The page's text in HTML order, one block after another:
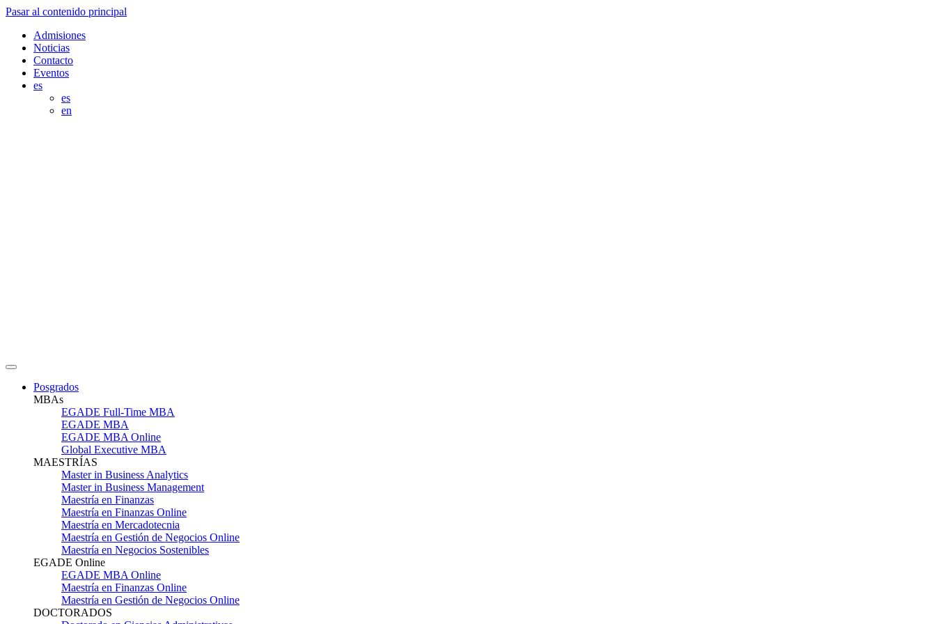
Pasar al contenido principal
Admisiones
Noticias
Contacto
Eventos
es
es
en
Posgrados
MBAs
EGADE Full-Time MBA
EGADE MBA
EGADE MBA Online
Global Executive MBA
MAESTRÍAS
Master in Business Analytics
Master in Business Management
Maestría en Finanzas
Maestría en Finanzas Online
Maestría en Mercadotecnia
Maestría en Gestión de Negocios Online
Maestría en Negocios Sostenibles
EGADE Online
EGADE MBA Online
Maestría en Finanzas Online
Maestría en Gestión de Negocios Online
DOCTORADOS